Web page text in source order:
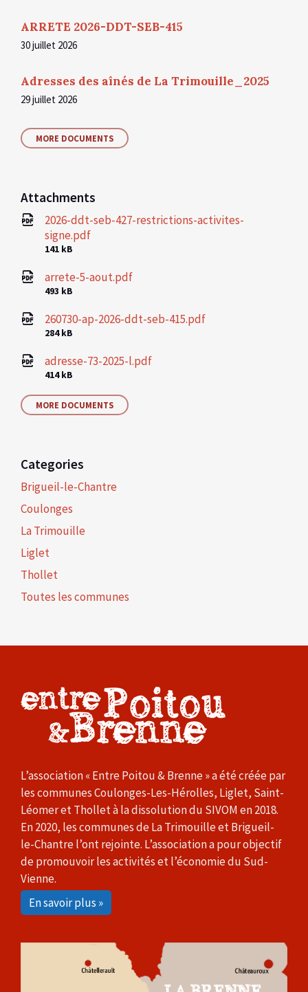
ARRETE 2026-DDT-SEB-415
30 juillet 2026
Adresses des aînés de La Trimouille_2025
29 juillet 2026
MORE DOCUMENTS
Attachments
2026-ddt-seb-427-restrictions-activites-
signe.pdf
File
141 kB
arrete-5-aout.pdf
File
493 kB
260730-ap-2026-ddt-seb-415.pdf
File
284 kB
adresse-73-2025-l.pdf
File
414 kB
MORE DOCUMENTS
Categories
Brigueil-le-Chantre
Coulonges
La Trimouille
Liglet
Thollet
Toutes les communes
L’association « Entre Poitou & Brenne » a été créée par
les communes Coulonges-Les-Hérolles, Liglet, Saint-
Léomer et Thollet à la dissolution du SIVOM en 2018.
En 2020, les communes de La Trimouille et Brigueil-
le-Chantre l’ont rejointe. L’association a pour objectif
de promouvoir les activités et l’économie du Sud-
Vienne.
En savoir plus »